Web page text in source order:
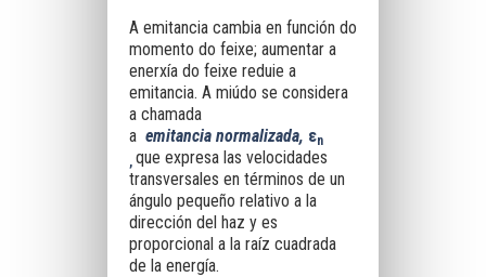
A emitancia cambia en función do
momento do feixe; aumentar a
enerxía do feixe reduie a
emitancia. A miúdo se considera
a chamada
a emitancia normalizada, εn
, que expresa las velocidades
transversales en términos de un
ángulo pequeño relativo a la
dirección del haz y es
proporcional a la raíz cuadrada
de la energía.